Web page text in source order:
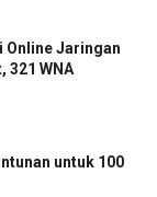
Jaringan
321 WNA
untuk 100